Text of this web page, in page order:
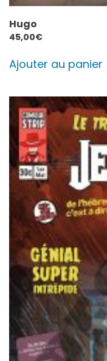
Hugo
45,00€
Ajouter au panier